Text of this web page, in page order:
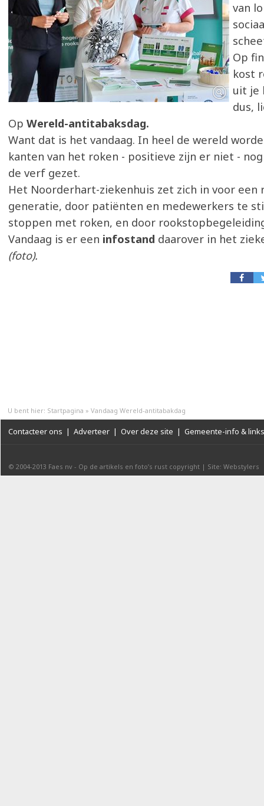
van
Op
kost
uit je
dus,
Op Wereld-antitabaksdag.
Want dat is het vandaag. In heel de wereld
kanten van het roken - positieve zijn er niet -
de verf gezet.
Het Noorderhart-ziekenhuis zet zich in voor een
generatie, door patiënten en medewerkers te
stoppen met roken, en door
Vandaag is er een infostand daarover in het
(foto).
U bent hier: Startpagina » Vandaag Wereld-antitabakdag
Contacteer ons | Adverteer | Over deze site | Gemeente-info & links
© 2004-2013 Faes nv - Op de artikels en foto’s rust copyright | Site: Webstylers